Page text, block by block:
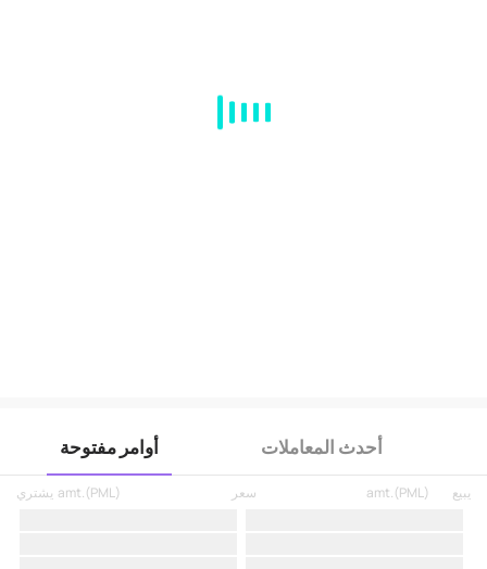
أوامر مفتوحة أحدث المعاملات
يشتري amt.(PML) سعر يبيع amt.(PML)